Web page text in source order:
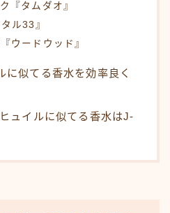
『タムダオ』
ル33』
ウードウッド』
に似てる香水を効率良く
ュイルに似てる香水はJ-